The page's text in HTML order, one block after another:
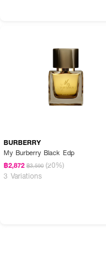
BURBERRY
My Burberry Black Edp
฿2,872 ฿3,590 (20%)
3 Variations